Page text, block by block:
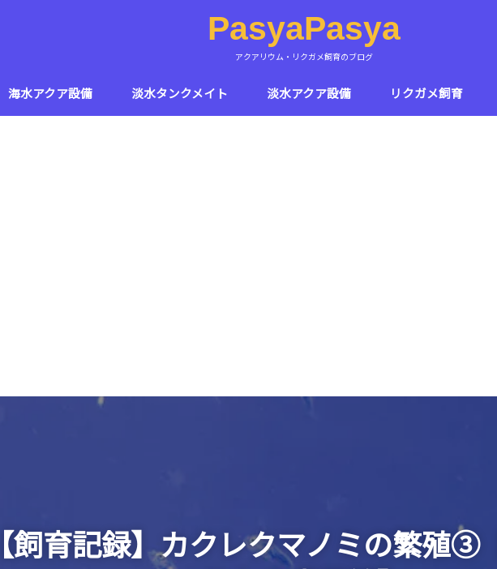
PasyaPasya
アクアリウム・リクガメ飼育のブログ
海水アクア設備 淡水タンクメイト 淡水アクア設備 リクガメ飼育
【飼育記録】カクレクマノミの繁殖③